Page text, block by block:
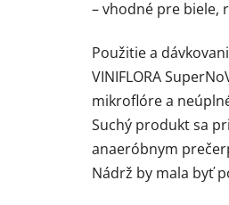
– vhodné pre biele,
Použitie a
VINIFLORA
mikroflóre a
Suchý produkt sa
anaeróbnym
Nádrž by mala byť